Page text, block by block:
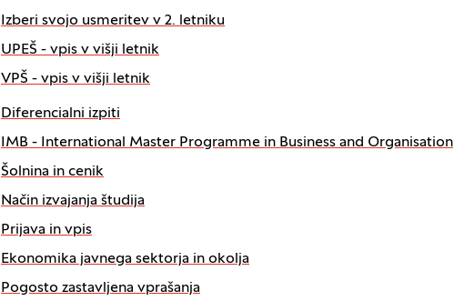
Izberi svojo usmeritev v 2. letniku
UPEŠ - vpis v višji letnik
VPŠ - vpis v višji letnik
Diferencialni izpiti
IMB - International Master Programme in Business and Organisation
Šolnina in cenik
Način izvajanja študija
Prijava in vpis
Ekonomika javnega sektorja in okolja
Pogosto zastavljena vprašanja